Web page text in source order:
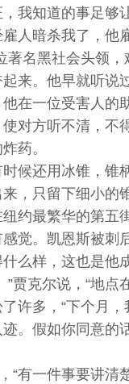
我知道的事足够
人暗杀我了，他
著名黑社会头领
。他早就听说过
在一位受害人的
对方听不清，不
药。
还用冰锥，锥
，只留下细小的
约最繁华的第五
觉。凯恩斯被刺
样，这也是他
克尔说，“地点
多，“下个月，
。假如你同意的
有一件事要讲清